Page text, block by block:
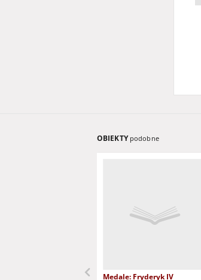
OBIEKTY podobne
Medale: Fryderyk IV